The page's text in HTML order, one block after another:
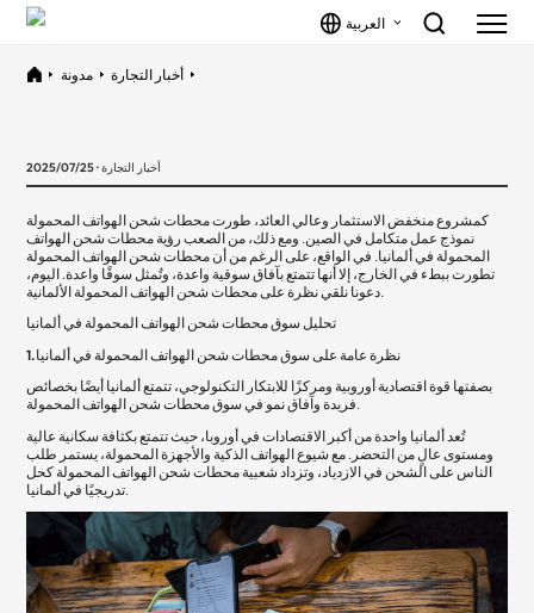
العربية
مدونة أخبار التجارة
أخبار التجارة · 2025/07/25
كمشروع منخفض الاستثمار وعالي العائد، طورت محطات شحن الهواتف المحمولة
نموذج عمل متكامل في الصين. ومع ذلك، من الصعب رؤية محطات شحن الهواتف
المحمولة في ألمانيا. في الواقع، على الرغم من أن محطات شحن الهواتف المحمولة
تطورت ببطء في الخارج، إلا أنها تتمتع بآفاق سوقية واعدة، وتُمثل سوقًا واعدة. اليوم،
تحليل سوق محطات شحن الهواتف المحمولة في ألمانيا
1. نظرة عامة على سوق محطات شحن الهواتف المحمولة في ألمانيا
بصفتها قوة اقتصادية أوروبية ومركزًا للابتكار التكنولوجي، تتمتع ألمانيا أيضًا بخصائص
فريدة وآفاق نمو في سوق محطات شحن الهواتف المحمولة.
تُعد ألمانيا واحدة من أكبر الاقتصادات في أوروبا، حيث تتمتع بكثافة سكانية عالية
ومستوى عالٍ من التحضر. مع شيوع الهواتف الذكية والأجهزة المحمولة، يستمر طلب
الناس على الشحن في الازدياد، وتزداد شعبية محطات شحن الهواتف المحمولة كحل